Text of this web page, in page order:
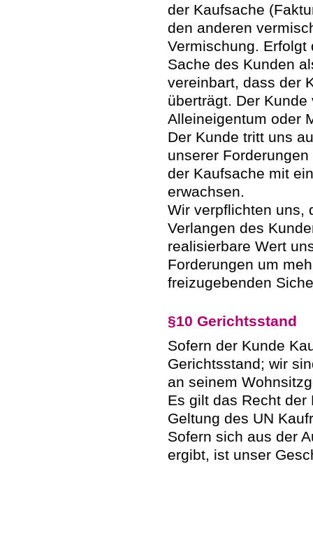
der Kaufsache
den anderen
Vermischung.
Sache des Kunden
vereinbart, dass der
überträgt. Der
Alleineigentum oder
Der Kunde tritt uns
unserer
der Kaufsache mit
erwachsen.
Wir verpflichten uns,
Verlangen des
realisierbare Wert
Forderungen um
freizugebenden
§10 Gerichtsstand
Sofern der Kunde
Gerichtsstand; wir
an seinem
Es gilt das Recht
Geltung des UN
Sofern sich aus der
ergibt, ist unser